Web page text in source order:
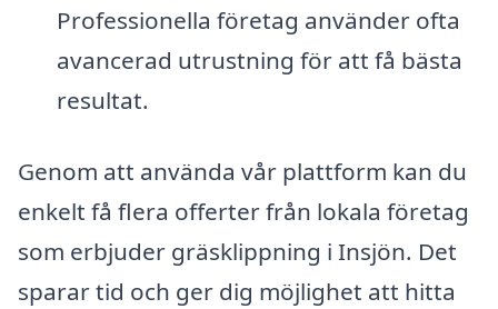
Professionella företag använder ofta
avancerad utrustning för att få bästa
resultat.
Genom att använda vår plattform kan du
enkelt få flera offerter från lokala företag
som erbjuder gräsklippning i Insjön. Det
sparar tid och ger dig möjlighet att hitta